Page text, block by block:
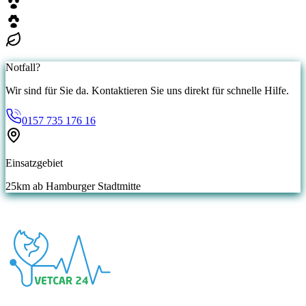
Notfall?
Wir sind für Sie da. Kontaktieren Sie uns direkt für schnelle Hilfe.
0157 735 176 16
Einsatzgebiet
25km ab Hamburger Stadtmitte